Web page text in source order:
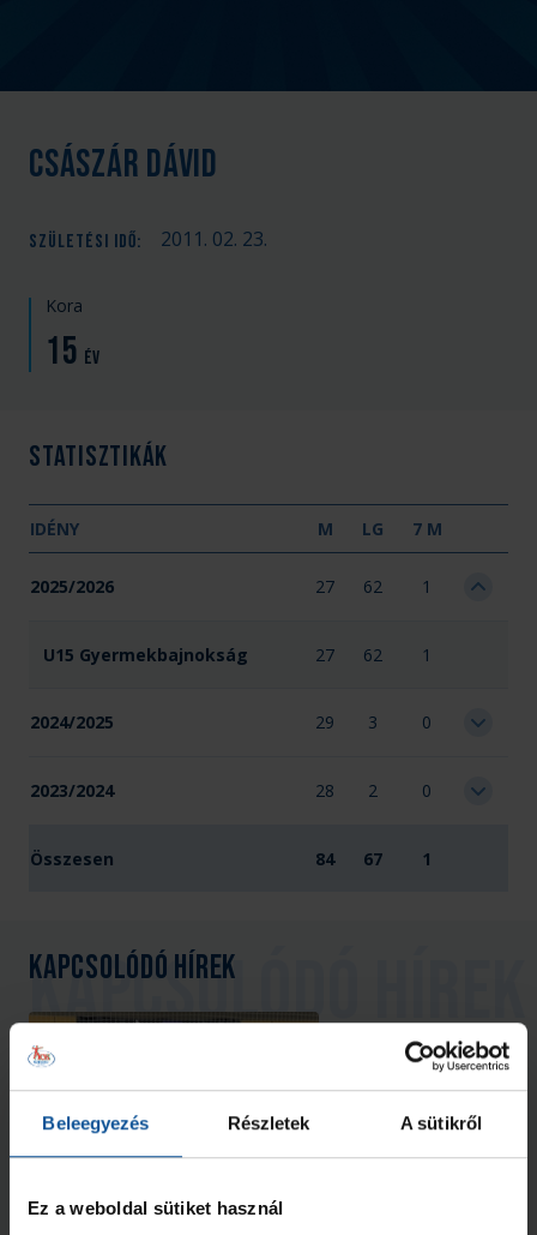
Beleegyezés Részletek A sütikről
Ez a weboldal sütiket használ
Császár Dávid
SZÜLETÉSI IDŐ: 2011. 02. 23.
Kora
15 év
Statisztikák
IDÉNY M LG 7 M
2025/2026 27 62 1
U15 Gyermekbajnokság 27 62 1
2024/2025 29 3 0
2023/2024 28 2 0
Összesen 84 67 1
Kapcsolódó hírek
Második helyen végeztek az